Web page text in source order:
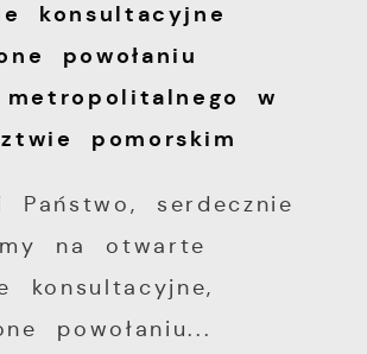
konsultacyjne
powołaniu
metropolitalnego w
pomorskim
Państwo, serdecznie
na otwarte
konsultacyjne,
powołaniu...